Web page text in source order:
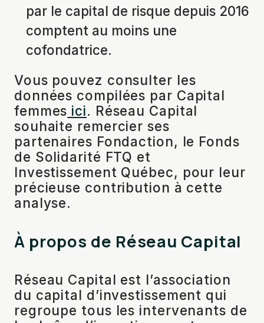
par le capital de risque depuis 2016
comptent au moins une
cofondatrice.
Vous pouvez consulter les
données compilées par Capital
femmes ici. Réseau Capital
souhaite remercier ses
partenaires Fondaction, le Fonds
de Solidarité FTQ et
Investissement Québec, pour leur
précieuse contribution à cette
analyse.
À propos de Réseau Capital
Réseau Capital est l’association
du capital d’investissement qui
regroupe tous les intervenants de